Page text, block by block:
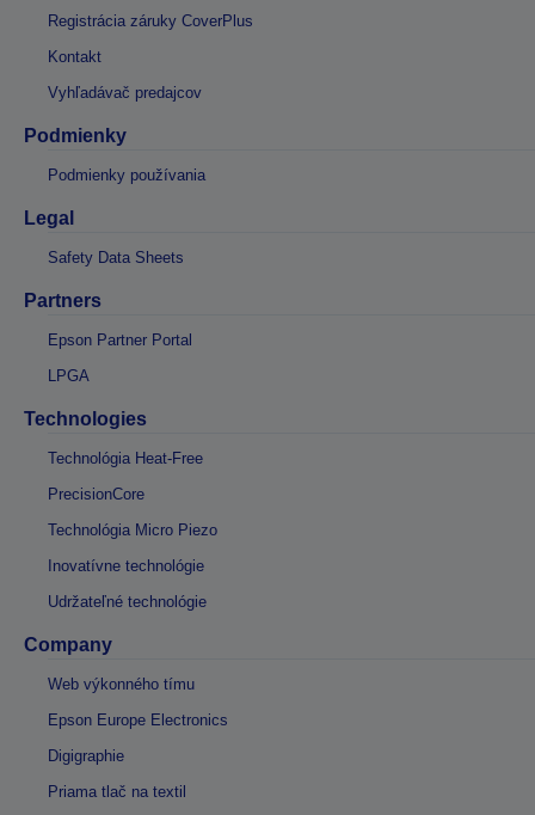
Registrácia záruky CoverPlus
Kontakt
Vyhľadávač predajcov
Podmienky
Podmienky používania
Legal
Safety Data Sheets
Partners
Epson Partner Portal
LPGA
Technologies
Technológia Heat-Free
PrecisionCore
Technológia Micro Piezo
Inovatívne technológie
Udržateľné technológie
Company
Web výkonného tímu
Epson Europe Electronics
Digigraphie
Priama tlač na textil